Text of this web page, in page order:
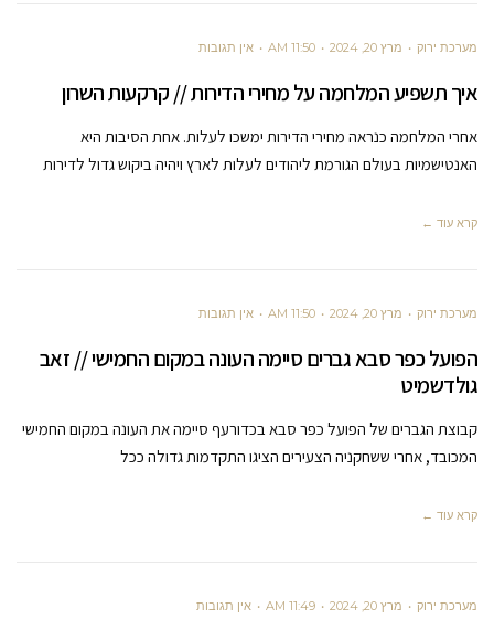
מערכת ירוק מרץ 20, 2024 11:50 AM אין תגובות
איך תשפיע המלחמה על מחירי הדירות // קרקעות השרון
אחרי המלחמה כנראה מחירי הדירות ימשכו לעלות. אחת הסיבות היא
האנטישמיות בעולם הגורמת ליהודים לעלות לארץ ויהיה ביקוש גדול לדירות
קרא עוד ←
מערכת ירוק מרץ 20, 2024 11:50 AM אין תגובות
הפועל כפר סבא גברים סיימה העונה במקום החמישי // זאב
גולדשמיט
קבוצת הגברים של הפועל כפר סבא בכדורעף סיימה את העונה במקום החמישי
המכובד, אחרי ששחקניה הצעירים הציגו התקדמות גדולה ככל
קרא עוד ←
מערכת ירוק מרץ 20, 2024 11:49 AM אין תגובות